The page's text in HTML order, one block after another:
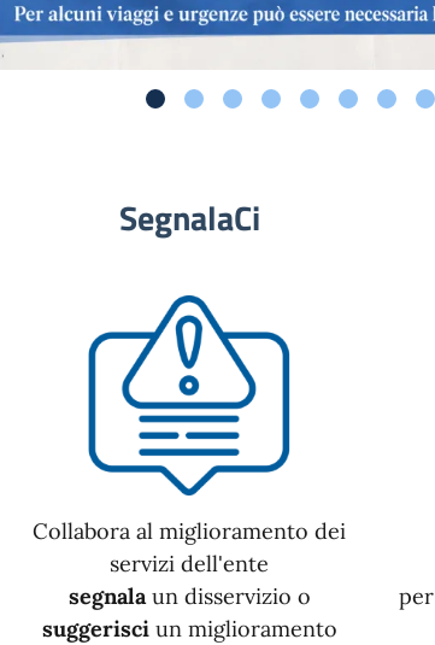
SegnalaCi
Collabora al miglioramento dei
servizi dell'ente
segnalaun disservizio o
suggerisciun miglioramento